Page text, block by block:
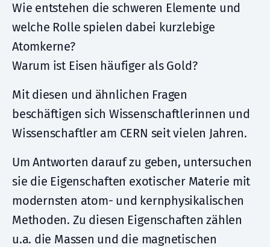
Wie entstehen die schweren Elemente und
welche Rolle spielen dabei kurzlebige
Atomkerne?
Warum ist Eisen häufiger als Gold?
Mit diesen und ähnlichen Fragen
beschäftigen sich Wissenschaftlerinnen und
Wissenschaftler am CERN seit vielen Jahren.
Um Antworten darauf zu geben, untersuchen
sie die Eigenschaften exotischer Materie mit
modernsten atom- und kernphysikalischen
Methoden. Zu diesen Eigenschaften zählen
u.a. die Massen und die magnetischen